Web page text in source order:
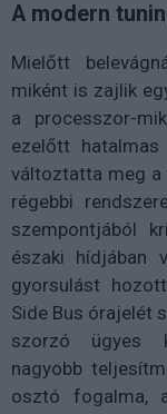
A modern
Mielőtt
miként is zajlik
a processzor-
ezelőtt
változtatta meg a
régebbi
szempontjából
északi hídjában
gyorsulást
Side Bus órajelét
szorzó ügyes
nagyobb
osztó fogalma,